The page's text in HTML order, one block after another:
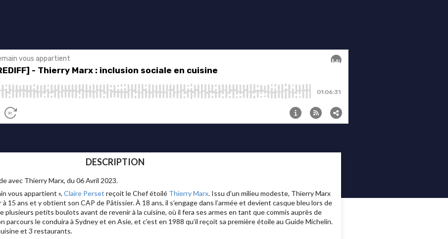
DESCRIPTION
avec Thierry Marx, du 06 Avril 2023.
vous appartient », Claire Perset reçoit le Chef étoilé Thierry Marx. Issu d’un milieu modeste, Thierry Marx
15 ans et y obtient son CAP de Pâtissier. À 18 ans, il s’engage dans l’armée et devient casque bleu lors de
plusieurs petits boulots avant de revenir à la cuisine, où il fera ses armes en tant que commis auprès de
parcours le conduira à Sydney et en Asie, et c'est en 1988 qu’il reçoit sa première étoile au Guide Michelin.
et 3 restaurants.